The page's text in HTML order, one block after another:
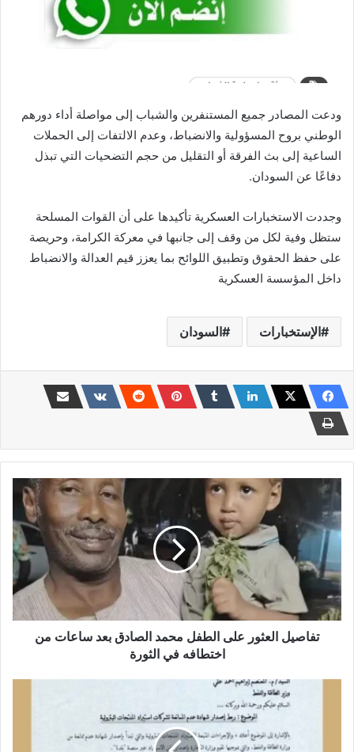
ودعت المصادر جميع المستنفرين والشباب إلى مواصلة أداء دورهم
الوطني بروح المسؤولية والانضباط، وعدم الالتفات إلى الحملات
الساعية إلى بث الفرقة أو التقليل من حجم التضحيات التي تبذل
دفاعًا عن السودان.
وجددت الاستخبارات العسكرية تأكيدها على أن القوات المسلحة
ستظل وفية لكل من وقف إلى جانبها في معركة الكرامة، وحريصة
على حفظ الحقوق وتطبيق اللوائح بما يعزز قيم العدالة والانضباط
داخل المؤسسة العسكرية
الإستخبارات السودان
تفاصيل
العثور
على
الطفل
محمد
الصادق
بعد
ساعات
من
اختطافهتفاصيل العثور على الطفل محمد الصادق بعد ساعات من
اختطافه في الثورة